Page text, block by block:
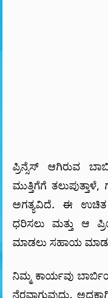
ಪ್ರಿನ್ಸೆಸ್ ಆಗಿರುವ
ಮುತ್ತಿಗೆಗೆ
ಅಗತ್ಯವಿದೆ. ಈ ಉಚಿತ
ಧರಿಸಲು ಮತ್ತು ಆ
ಮಾಡಲು ಸಹಾಯ
ನಿಮ್ಮ ಕಾರ್ಯವು
ನೆರವಾಗುವುದು.